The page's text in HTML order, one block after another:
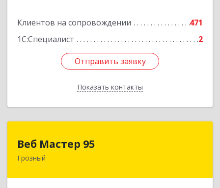
Клиентов на сопровождении
471
1С:Специалист
2
Отправить заявку
Показать контакты
Отправить заявку
Назад
Веб Мастер 95
Грозный